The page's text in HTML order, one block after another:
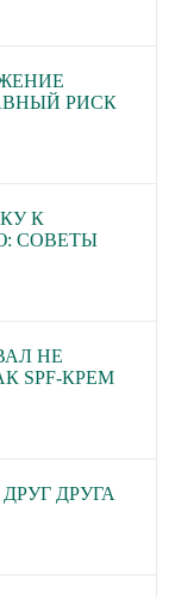
РИСК
К
СОВЕТЫ
НЕ
SPF-КРЕМ
ДРУГА